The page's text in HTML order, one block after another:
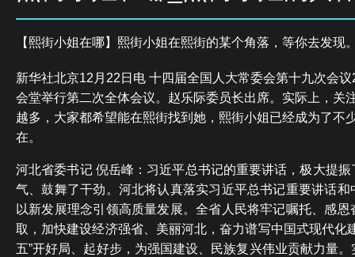
【熙街小姐在哪】熙街小姐在熙街的某个角落，等你去发现
新华社北京12月22日电 十四届全国人大常委会第十九次会
会堂举行第二次全体会议。赵乐际委员长出席。实际上，关
越多，大家都希望能在熙街找到她，熙街小姐已经成为了不
在。
河北省委书记 倪岳峰：习近平总书记的重要讲话，极大提
气、鼓舞了干劲。河北将认真落实习近平总书记重要讲话
以新发展理念引领高质量发展。全省人民将牢记嘱托、感
取，加快建设经济强省、美丽河北，奋力谱写中国式现代化
五”开好局、起好步，为强国建设、民族复兴伟业贡献力量